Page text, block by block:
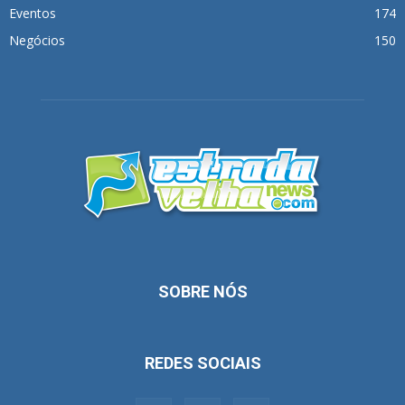
Eventos
174
Negócios
150
SOBRE NÓS
REDES SOCIAIS